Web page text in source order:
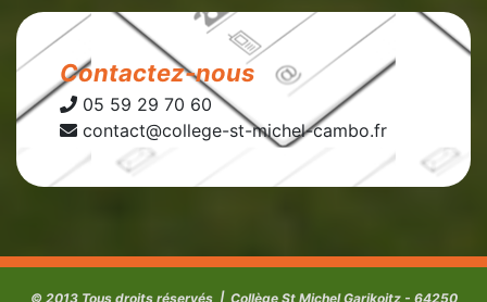
Contactez-nous
05 59 29 70 60
contact@college-st-michel-cambo.fr
© 2013 Tous droits réservés | Collège St Michel Garikoitz - 64250